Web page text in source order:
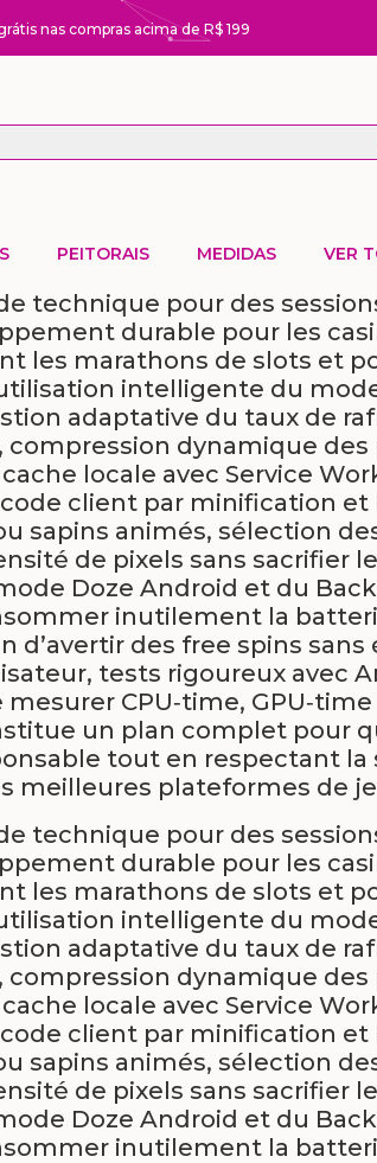
nas compras acima de R$ 199
PEITORAIS MEDIDAS VER
technique pour des
durable pour les
les marathons de slots et
intelligente du
adaptative du taux de
dynamique des
locale avec Service
client par minification et
sapins animés, sélection
de pixels sans sacrifier
Doze Android et du
inutilement la
des free spins sans
tests rigoureux avec
CPU‑time, GPU‑time
un plan complet pour
tout en respectant
meilleures plateformes de
technique pour des
durable pour les
les marathons de slots et
intelligente du
adaptative du taux de
dynamique des
locale avec Service
client par minification et
sapins animés, sélection
de pixels sans sacrifier
Doze Android et du
inutilement la